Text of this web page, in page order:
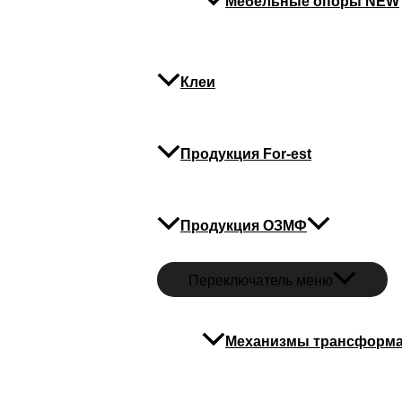
Клеи
Продукция For-est
Продукция ОЗМФ
Переключатель меню
Механизмы